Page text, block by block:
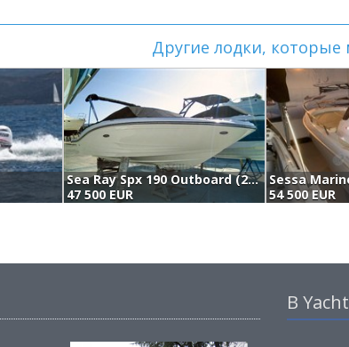
Другие лодки, которые
Sea Ray Spx 190 Outboard (2020)
47 500 EUR
54 500 EUR
В